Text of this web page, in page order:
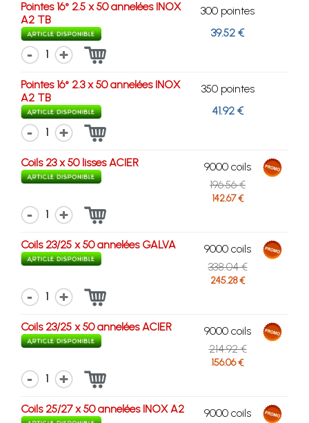
Pointes 16° 2.5 x 50 annelées INOX
A2 TB
300 pointes
39.52 €
1
Pointes 16° 2.3 x 50 annelées INOX
A2 TB
350 pointes
41.92 €
1
Coils 23 x 50 lisses ACIER
9000 coils
196.56 €
142.67 €
1
Coils 23/25 x 50 annelées GALVA
9000 coils
338.04 €
245.28 €
1
Coils 23/25 x 50 annelées ACIER
9000 coils
214.92 €
156.06 €
1
Coils 25/27 x 50 annelées INOX A2
9000 coils